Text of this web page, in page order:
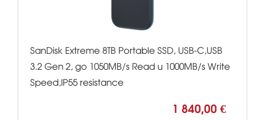
SanDisk Extreme 8TB Portable SSD, USB-C,USB
3.2 Gen 2, до 1050MB/s Read и 1000MB/s Write
Speed,IP55 resistance
1 840,00 €